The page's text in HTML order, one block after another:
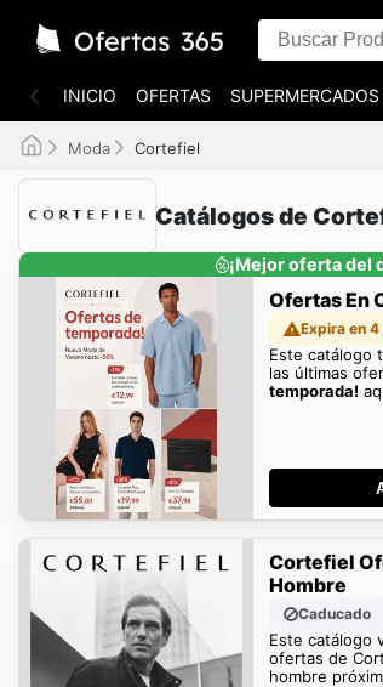
INICIO OFERTAS SUPERMERCADOS
Moda Cortefiel
Catálogos de
¡Mejor oferta del
Ofertas En
Expira en 4
Este catálogo
las últimas
temporada!
Cortefiel
Hombre
Caducado
Este catálogo
ofertas de
hombre